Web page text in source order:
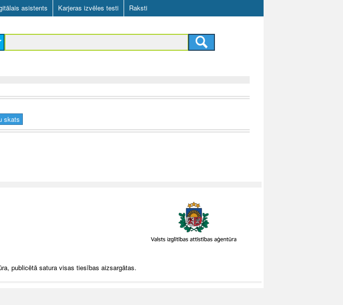
asistents Karjeras izvēles testi Raksti
skats
publicētā satura visas tiesības aizsargātas.